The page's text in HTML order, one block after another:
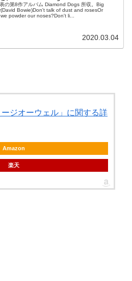
の第8作アルバム Diamond Dogs 所収。Big
Bowie)Don't talk of dust and rosesOr
powder our noses?Don't li...
2020.03.04
ジオーウェル」に関する詳
Amazon
楽天